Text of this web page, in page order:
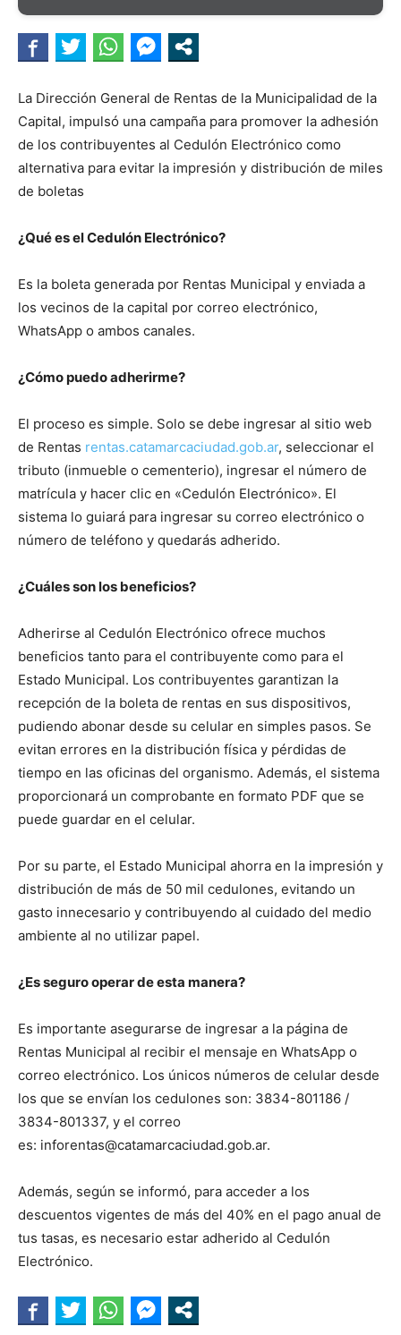
La Dirección General de Rentas de la Municipalidad de la
Capital, impulsó una campaña para promover la adhesión
de los contribuyentes al Cedulón Electrónico como
alternativa para evitar la impresión y distribución de miles
de boletas
¿Qué es el Cedulón Electrónico?
Es la boleta generada por Rentas Municipal y enviada a
los vecinos de la capital por correo electrónico,
WhatsApp o ambos canales.
¿Cómo puedo adherirme?
El proceso es simple. Solo se debe ingresar al sitio web
de Rentas rentas.catamarcaciudad.gob.ar, seleccionar el
tributo (inmueble o cementerio), ingresar el número de
matrícula y hacer clic en «Cedulón Electrónico». El
sistema lo guiará para ingresar su correo electrónico o
número de teléfono y quedarás adherido.
¿Cuáles son los beneficios?
Adherirse al Cedulón Electrónico ofrece muchos
beneficios tanto para el contribuyente como para el
Estado Municipal. Los contribuyentes garantizan la
recepción de la boleta de rentas en sus dispositivos,
pudiendo abonar desde su celular en simples pasos. Se
evitan errores en la distribución física y pérdidas de
tiempo en las oficinas del organismo. Además, el sistema
proporcionará un comprobante en formato PDF que se
puede guardar en el celular.
Por su parte, el Estado Municipal ahorra en la impresión y
distribución de más de 50 mil cedulones, evitando un
gasto innecesario y contribuyendo al cuidado del medio
ambiente al no utilizar papel.
¿Es seguro operar de esta manera?
Es importante asegurarse de ingresar a la página de
Rentas Municipal al recibir el mensaje en WhatsApp o
correo electrónico. Los únicos números de celular desde
los que se envían los cedulones son: 3834-801186 /
3834-801337, y el correo
es: inforentas@catamarcaciudad.gob.ar.
Además, según se informó, para acceder a los
descuentos vigentes de más del 40% en el pago anual de
tus tasas, es necesario estar adherido al Cedulón
Electrónico.